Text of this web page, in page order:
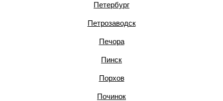
Петербург
Петрозаводск
Печора
Пинск
Порхов
Починок